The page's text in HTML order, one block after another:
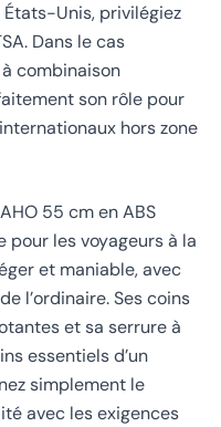
Unis, privilégiez
Dans le cas
combinaison
son rôle pour
hors zone
55 cm en ABS
les voyageurs à la
et maniable, avec
l’ordinaire. Ses coins
et sa serrure à
essentiels d’un
simplement le
avec les exigences